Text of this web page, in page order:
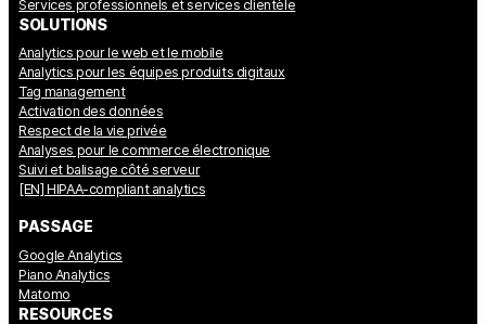
Services professionnels et services clientèle
SOLUTIONS
Analytics pour le web et le mobile
Analytics pour les équipes produits digitaux
Tag management
Activation des données
Respect de la vie privée
Analyses pour le commerce électronique
Suivi et balisage côté serveur
[EN] HIPAA-compliant analytics
PASSAGE
Google Analytics
Piano Analytics
Matomo
RESOURCES